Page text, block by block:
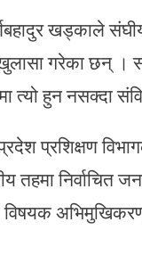
खड्काले
गरेका छन् ।
त्यो हुन नसक्दा
प्रशिक्षण
तहमा निर्वाचित
विषयक